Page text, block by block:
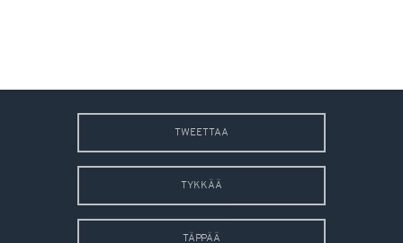
TWEETTAA
TYKKÄÄ
TÄPPÄÄ